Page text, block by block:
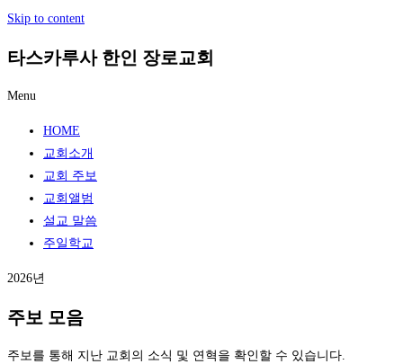
Skip to content
타스카루사 한인 장로교회
Menu
HOME
교회소개
교회 주보
교회앨범
설교 말씀
주일학교
2026년
주보 모음
주보를 통해 지난 교회의 소식 및 연혁을 확인할 수 있습니다.